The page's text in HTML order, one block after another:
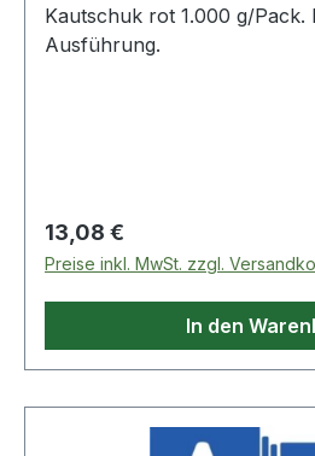
Kautschuk rot 1.000 g/Pack. Breite und starke
Ausführung.
Regulärer Preis:
13,08 €
Preise inkl. MwSt. zzgl.
In den